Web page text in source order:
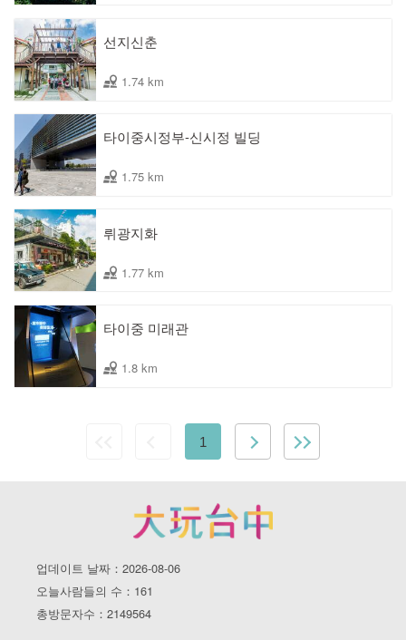
선지신춘
1.74 km
타이중시정부-신시정 빌딩
1.75 km
뤼광지화
1.77 km
타이중 미래관
1.8 km
1
업데이트 날짜：2026-08-06
오늘사람들의 수：161
총방문자수：2149564